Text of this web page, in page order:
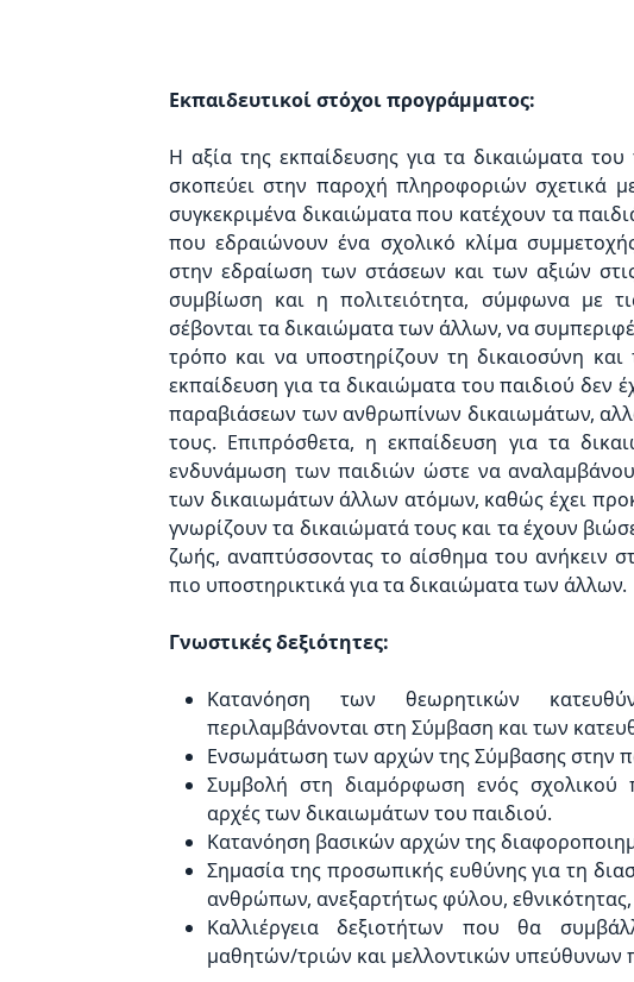
Εκπαιδευτικοί στόχοιπρογράμματος:
Η αξία της εκπαίδευσης για τα δικαιώματα του
σκοπεύει στην παροχή πληροφοριών σχετικά
συγκεκριμένα δικαιώματα που κατέχουν τα
που εδραιώνουν ένα σχολικό κλίμα
στην εδραίωση των στάσεων και των αξιών
συμβίωση και η πολιτειότητα, σύμφωνα με
σέβονται τα δικαιώματα των άλλων, να
τρόπο και να υποστηρίζουν τη δικαιοσύνη
εκπαίδευση για τα δικαιώματα του παιδιού δεν
παραβιάσεων των ανθρωπίνων δικαιωμάτων,
τους. Επιπρόσθετα, η εκπαίδευση για τα
ενδυνάμωση των παιδιών ώστε να
των δικαιωμάτων άλλων ατόμων, καθώς έχει
γνωρίζουν τα δικαιώματά τους και τα έχουν
ζωής, αναπτύσσοντας το αίσθημα του ανήκειν
πιο υποστηρικτικά για τα δικαιώματα των άλλων.
Γνωστικές δεξιότητες:
Κατανόηση των θεωρητικών
περιλαμβάνονται στη Σύμβαση και των
Ενσωμάτωση των αρχών της Σύμβασης στην
Συμβολή στη διαμόρφωση ενός σχολικού
αρχές των δικαιωμάτων του παιδιού.
Κατανόηση βασικών αρχών της
Σημασία της προσωπικής ευθύνης για τη
ανθρώπων, ανεξαρτήτως φύλου, εθνικότητας,
Kαλλιέργεια δεξιοτήτων που θα
μαθητών/τριών και μελλοντικών υπεύθυνων